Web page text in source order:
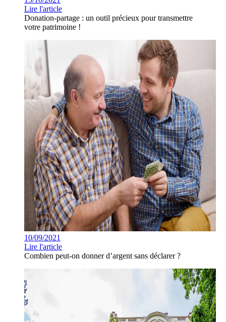
Lire l'article
Donation-partage : un outil précieux pour transmettre
votre patrimoine !
10/09/2021
Lire l'article
Combien peut-on donner d’argent sans déclarer ?